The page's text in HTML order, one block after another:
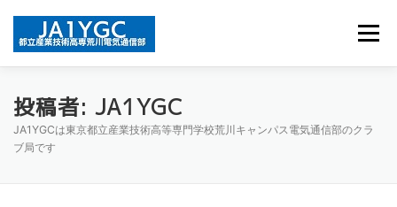
メニュー
電気通信部とは お知らせ
投稿者: JA1YGC
JA1YGCは東京都立産業技術高等専門学校荒川キャンパス電気通信部のクラ
ブ局です